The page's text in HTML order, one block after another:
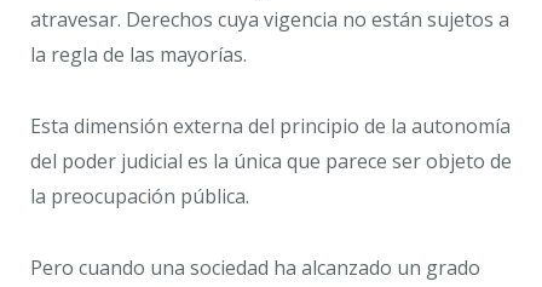
atravesar. Derechos cuya vigencia no están sujetos a
la regla de las mayorías.
Esta dimensión externa del principio de la autonomía
del poder judicial es la única que parece ser objeto de
la preocupación pública.
Pero cuando una sociedad ha alcanzado un grado